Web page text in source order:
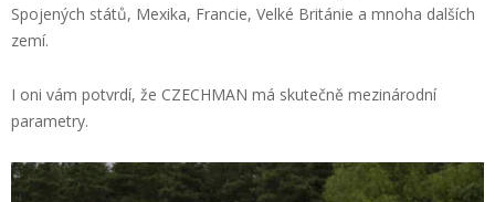
Spojených států, Mexika, Francie, Velké Británie a mnoha dalších
zemí.
I oni vám potvrdí, že CZECHMAN má skutečně mezinárodní
parametry.